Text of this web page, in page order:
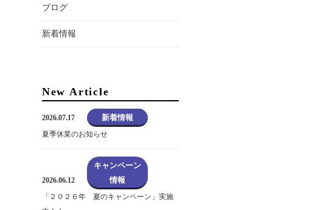
ブログ
新着情報
New Article
2026.07.17 新着情報
夏季休業のお知らせ
2026.06.12
キャンペーン
情報
「２０２６年 夏のキャンペーン」実施